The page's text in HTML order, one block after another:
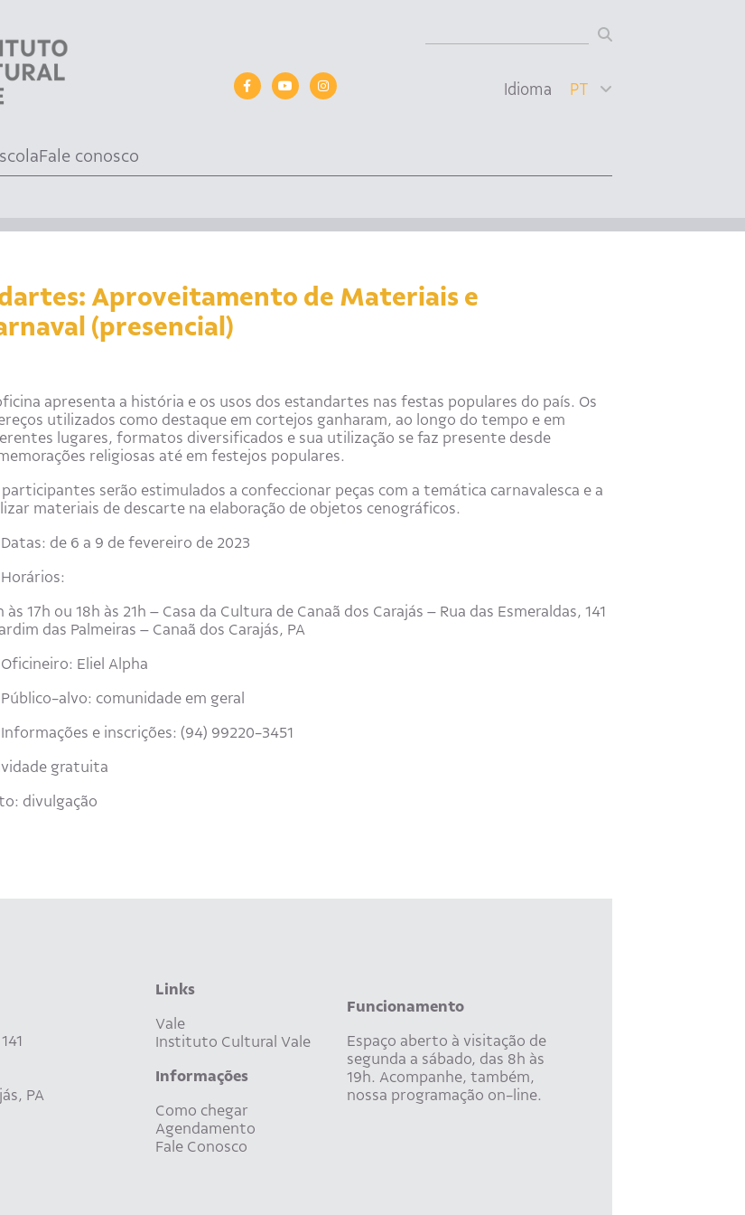
Idioma PT
Fale conosco
Aproveitamento de Materiais e
(presencial)
apresenta a história e os usos dos estandartes nas festas populares do país. Os
utilizados como destaque em cortejos ganharam, ao longo do tempo e em
lugares, formatos diversificados e sua utilização se faz presente desde
religiosas até em festejos populares.
participantes serão estimulados a confeccionar peças com a temática carnavalesca e a
materiais de descarte na elaboração de objetos cenográficos.
de 6 a 9 de fevereiro de 2023
às 17h ou 18h às 21h – Casa da Cultura de Canaã dos Carajás – Rua das Esmeraldas, 141
das Palmeiras – Canaã dos Carajás, PA
Eliel Alpha
alvo: comunidade em geral
e inscrições: (94) 99220-3451
gratuita
divulgação
PA
Links
Vale
Instituto Cultural Vale
Informações
Como chegar
Agendamento
Fale Conosco
Funcionamento
Espaço aberto à visitação de
segunda a sábado, das 8h às
19h. Acompanhe, também,
nossa programação on-line.